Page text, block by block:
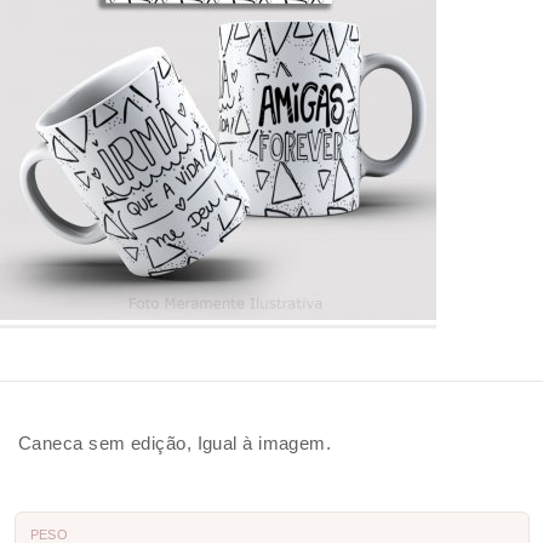
Caneca sem edição, Igual à imagem.
PESO